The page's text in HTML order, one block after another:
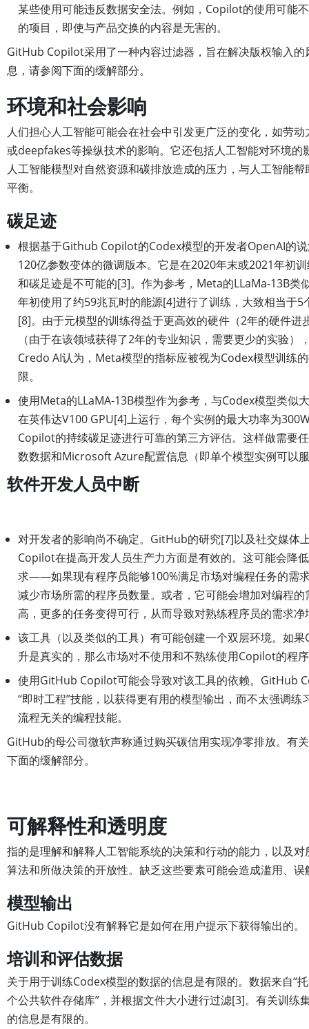
某些使用可能违反数据安全法。例如，Copilot的使用可能
的项目，即使与产品交换的内容是无害的。
GitHub Copilot采用了一种内容过滤器，旨在解决版权输入的
息，请参阅下面的缓解部分。
环境和社会影响
人们担心人工智能可能会在社会中引发更广泛的变化，如劳
或deepfakes等操纵技术的影响。它还包括人工智能对环境的
人工智能模型对自然资源和碳排放造成的压力，与人工智能
平衡。
碳足迹
根据基于Github Copilot的Codex模型的开发者OpenAI的
120亿参数变体的微调版本。它是在2020年末或2021年初
和碳足迹是不可能的[3]。作为参考，Meta的LLaMa-13B类
年初使用了约59兆瓦时的能源[4]进行了训练，大致相当于5
[8]。由于元模型的训练得益于更高效的硬件（2年的硬件进
（由于在该领域获得了2年的专业知识，需要更少的实验）
Credo AI认为，Meta模型的指标应被视为Codex模型训练
限。
使用Meta的LLaMA-13B模型作为参考，与Codex模型类似
在英伟达V100 GPU[4]上运行，每个实例的最大功率为
Copilot的持续碳足迹进行可靠的第三方评估。这样做需要
数数据和Microsoft Azure配置信息（即单个模型实例可以
软件开发人员中断
对开发者的影响尚不确定。GitHub的研究[7]以及社交媒体
Copilot在提高开发人员生产力方面是有效的。这可能会降
求——如果现有程序员能够100%满足市场对编程任务的需
减少市场所需的程序员数量。或者，它可能会增加对编程
高，更多的任务变得可行，从而导致对熟练程序员的需求净
该工具（以及类似的工具）有可能创建一个双层环境。如
升是真实的，那么市场对不使用和不熟练使用Copilot的程
使用GitHub Copilot可能会导致对该工具的依赖。GitHub
“即时工程”技能，以获得更有用的模型输出，而不太强调
流程无关的编程技能。
GitHub的母公司微软声称通过购买碳信用实现净零排放。有
下面的缓解部分。
可解释性和透明度
指的是理解和解释人工智能系统的决策和行动的能力，以及
算法和所做决策的开放性。缺乏这些要素可能会造成滥用、
模型输出
GitHub Copilot没有解释它是如何在用户提示下获得输出的。
培训和评估数据
关于用于训练Codex模型的数据的信息是有限的。数据来自“
个公共软件存储库”，并根据文件大小进行过滤[3]。有关训练
的信息是有限的。